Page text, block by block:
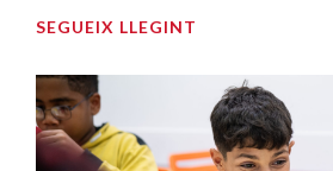
SEGUEIX LLEGINT